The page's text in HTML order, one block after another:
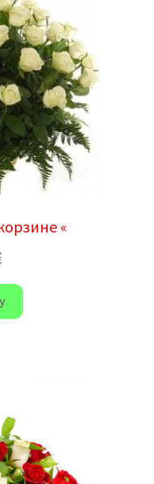
«